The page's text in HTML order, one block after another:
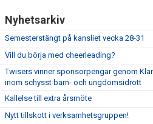
Nyhetsarkiv
Semesterstängt på kansliet vecka 28-31
Vill du börja med cheerleading?
Twisers vinner sponsorpengar genom
inom schysst barn- och ungdomsidrott
Kallelse till extra årsmöte
Nytt tillskott i verksamhetsgruppen!